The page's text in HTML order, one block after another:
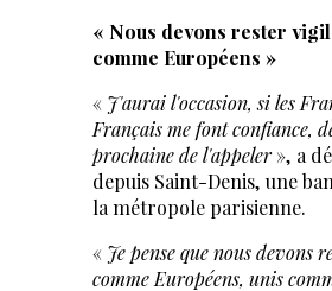
« Nous devons rester
comme Européens »
« J'aurai l'occasion, si les
Français me font confiance,
prochaine de l'appeler», a
depuis Saint-Denis, une
la métropole parisienne.
« Je pense que nous devons
comme Européens, unis